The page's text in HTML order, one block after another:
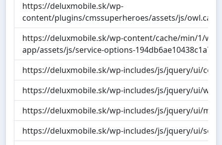
https://deluxmobile.sk/wp-
content/plugins/cmssuperheroes/assets/js/
https://deluxmobile.sk/wp-content/cache/min/1/
app/assets/js/service-options-
https://deluxmobile.sk/wp-includes/js/jquery/ui/
https://deluxmobile.sk/wp-includes/js/jquery/ui/
https://deluxmobile.sk/wp-includes/js/jquery/ui/
https://deluxmobile.sk/wp-includes/js/jquery/ui/